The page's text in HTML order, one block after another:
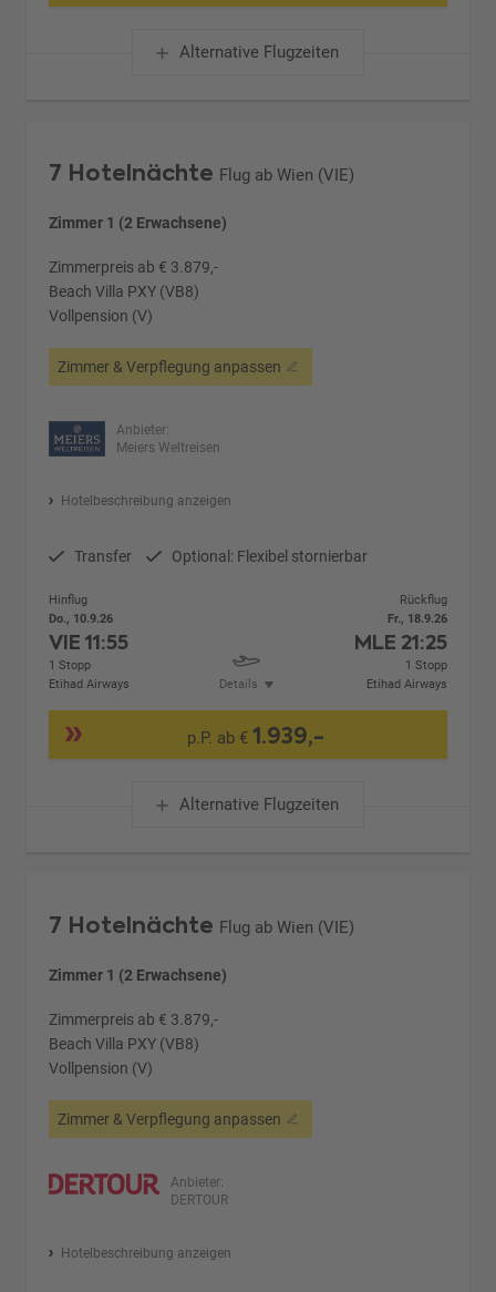
Alternative Flugzeiten
7 Hotelnächte Flug ab Wien (VIE)
Zimmer 1 (2 Erwachsene)
Zimmerpreis ab € 3.879,-
Beach Villa PXY (VB8)
Vollpension (V)
Zimmer & Verpflegung anpassen
Anbieter:
Meiers Weltreisen
Hotelbeschreibung anzeigen
Transfer Optional: Flexibel stornierbar
Hinflug
Do., 10.9.26
VIE11:55
1 Stopp
Etihad Airways
Details
Rückflug
Fr., 18.9.26
MLE 21:25
1 Stopp
Etihad Airways
p.P. ab €1.939,-
Alternative Flugzeiten
7 Hotelnächte Flug ab Wien (VIE)
Zimmer 1 (2 Erwachsene)
Zimmerpreis ab € 3.879,-
Beach Villa PXY (VB8)
Vollpension (V)
Zimmer & Verpflegung anpassen
Anbieter:
DERTOUR
Hotelbeschreibung anzeigen